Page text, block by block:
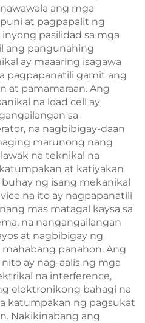
ang mga
at pagpapalit ng
pasilidad sa mga
ang pangunahing
ay maaaring isagawa
pagpapanatili gamit ang
at pamamaraan. Ang
na load cell ay
sa
na nagbibigay-daan
marunong nang
na teknikal na
at katiyakan
ng isang mekanikal
na ito ay nagpapanatili
mas matagal kaysa sa
na nangangailangan
at nagbibigay ng
panahon. Ang
ay nag-aalis ng mga
na interference,
elektronikong bahagi na
katumpakan ng pagsukat
Nakikinabang ang